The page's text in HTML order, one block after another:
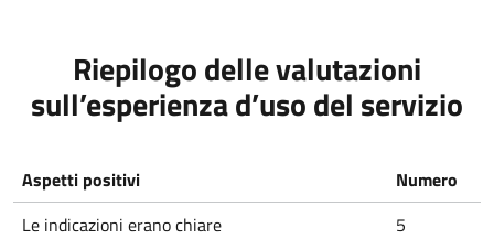
Riepilogo delle valutazioni
sull’esperienza d’uso del servizio
Aspetti positivi
Numero
Le indicazioni erano chiare
5